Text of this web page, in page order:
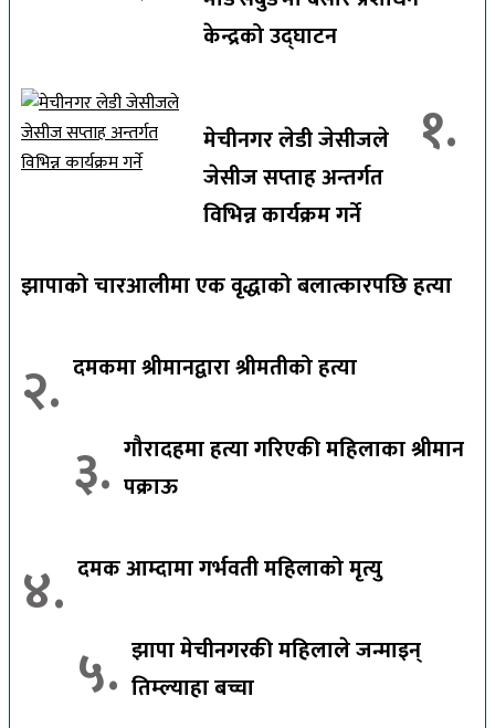
केन्द्रको उद्घाटन
मेचीनगर लेडी जेसीजले
जेसीज सप्ताह अन्तर्गत
विभिन्न कार्यक्रम गर्ने
१.
झापाको चारआलीमा एक वृद्धाको बलात्कारपछि हत्या
२. दमकमा श्रीमानद्वारा श्रीमतीको हत्या
३. गौरादहमा हत्या गरिएकी महिलाका श्रीमान
पक्राऊ
४. दमक आम्दामा गर्भवती महिलाको मृत्यु
५. झापा मेचीनगरकी महिलाले जन्माइन्
तिम्ल्याहा बच्चा